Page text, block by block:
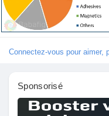
Découvrir
Connectez-vous pour aimer,
Sponsorisé